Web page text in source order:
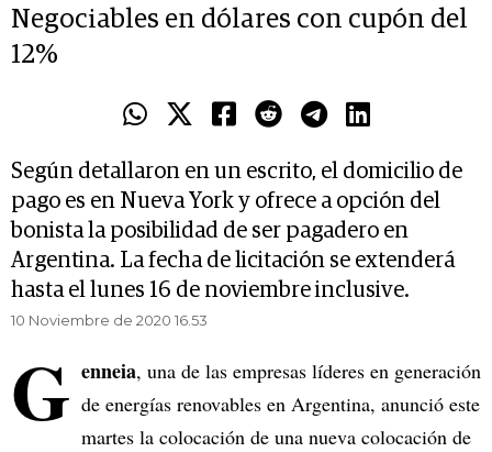
Negociables en dólares con cupón del
12%
Según detallaron en un escrito, el domicilio de
pago es en Nueva York y ofrece a opción del
bonista la posibilidad de ser pagadero en
Argentina. La fecha de licitación se extenderá
hasta el lunes 16 de noviembre inclusive.
10 Noviembre de 2020 16.53
G enneia, una de las empresas líderes en generación
de energías renovables en Argentina, anunció este
martes la colocación de una nueva colocación de